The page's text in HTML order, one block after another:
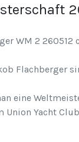
Flachberger
eine
Union Yacht